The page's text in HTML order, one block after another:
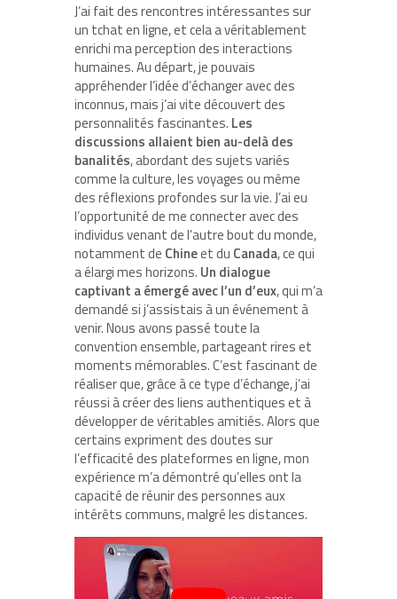
J’ai fait des rencontres intéressantes sur
un tchat en ligne, et cela a véritablement
enrichi ma perception des interactions
humaines. Au départ, je pouvais
appréhender l’idée d’échanger avec des
inconnus, mais j’ai vite découvert des
personnalités fascinantes. Les
discussions allaient bien au-delà des
banalités, abordant des sujets variés
comme la culture, les voyages ou même
des réflexions profondes sur la vie. J’ai eu
l’opportunité de me connecter avec des
individus venant de l’autre bout du monde,
notamment de Chineet du Canada, ce qui
a élargi mes horizons. Un dialogue
captivant a émergé avec l’un d’eux, qui m’a
demandé si j’assistais à un événement à
venir. Nous avons passé toute la
convention ensemble, partageant rires et
moments mémorables. C’est fascinant de
réaliser que, grâce à ce type d’échange, j’ai
réussi à créer des liens authentiques et à
développer de véritables amitiés. Alors que
certains expriment des doutes sur
l’efficacité des plateformes en ligne, mon
expérience m’a démontré qu’elles ont la
capacité de réunir des personnes aux
intérêts communs, malgré les distances.